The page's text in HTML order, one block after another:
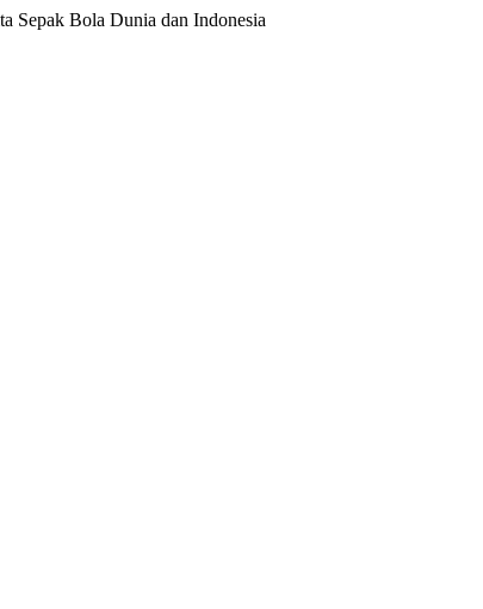
Sepak Bola Dunia dan Indonesia